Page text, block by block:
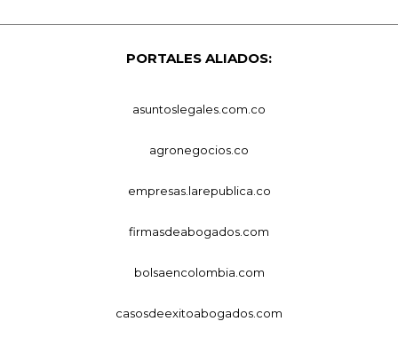
PORTALES ALIADOS:
asuntoslegales.com.co
agronegocios.co
empresas.larepublica.co
firmasdeabogados.com
bolsaencolombia.com
casosdeexitoabogados.com